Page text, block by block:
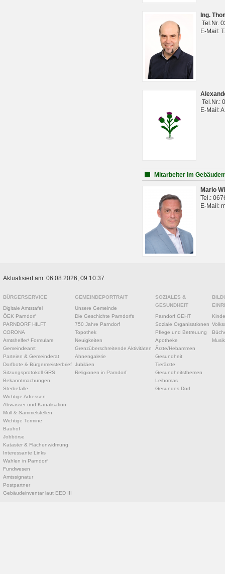
Ing.
Tel.Nr.
E-Mail:
Tel.Nr.:
E-Mail:
Mitarbeiter im
Mario
Tel.:
E-Mail:
Aktualisiert am: 06.08.2026; 09:10:37
BÜRGERSERVICE
Digitale Amtstafel
ÖEK Parndorf
PARNDORF HILFT
CORONA
Amtshelfer/ Formulare
Gemeindeamt
Parteien & Gemeinderat
Dorfbote & Bürgermeisterbrief
Sitzungsprotokoll GRS
Bekanntmachungen
Sterbefälle
Wichtige Adressen
Abwasser und Kanalisation
Müll & Sammelstellen
Wichtige Termine
Bauhof
Jobbörse
Kataster & Flächenwidmung
Interessante Links
Wahlen in Parndorf
Fundwesen
Amtssignatur
Postpartner
Gebäudeinventar laut EED III
GEMEINDEPORTRAIT
Unsere Gemeinde
Die Geschichte Parndorfs
750 Jahre Parndorf
Topothek
Neuigkeiten
Grenzüberschreitende Aktivitäten
Ahnengalerie
Jubiläen
Religionen in Parndorf
SOZIALES &
GESUNDHEIT
Parndorf GEHT
Soziale Organisationen
Pflege und Betreuung
Apotheke
Ärzte/Hebammen
Gesundheit
Tierärzte
Gesundheitsthemen
Leihomas
Gesundes Dorf